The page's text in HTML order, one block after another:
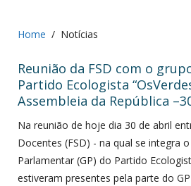
Home Notícias
Reunião da FSD com o
Partido Ecologista
Assembleia da República
Na reunião de hoje dia 30 de abril
Docentes (FSD) - na qual se integra
Parlamentar (GP) do Partido
estiveram presentes pela parte do